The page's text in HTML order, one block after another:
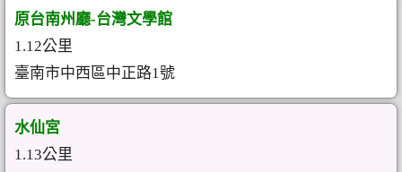
原台南州廳-台灣文學館
1.12公里
臺南市中西區中正路1號
水仙宮
1.13公里